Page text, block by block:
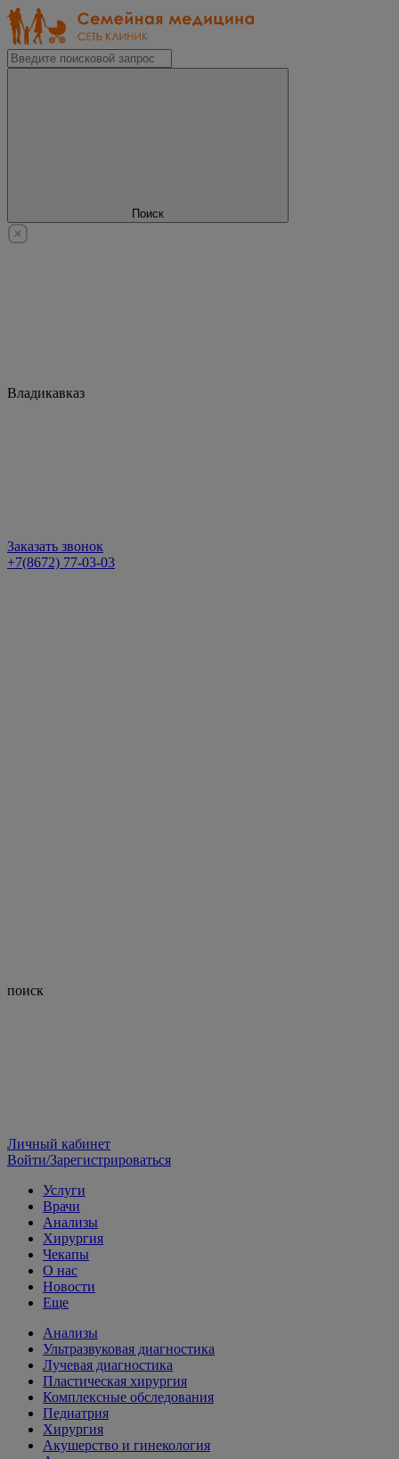
Поиск
Владикавказ
Заказать звонок
+7(8672) 77-03-03
поиск
Личный кабинет
Войти/Зарегистрироваться
Услуги
Врачи
Анализы
Хирургия
Чекапы
О нас
Новости
Еще
Анализы
Ультразвуковая диагностика
Лучевая диагностика
Пластическая хирургия
Комплексные обследования
Педиатрия
Хирургия
Акушерство и гинекология